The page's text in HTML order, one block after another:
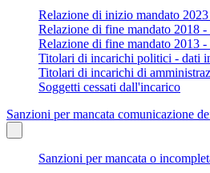
Relazione di inizio mandato
Relazione di fine mandato 2018 -
Relazione di fine mandato 2013 -
Titolari di incarichi politici - dati
Titolari di incarichi di
Soggetti cessati dall'incarico
Sanzioni per mancata comunicazione
Sanzioni per mancata o